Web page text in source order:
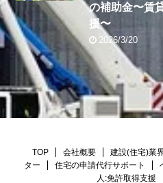
の補助金〜賃
援〜
2026/3/20
TOP 会社概要 建設(住宅)業
ター
住宅の申請代行サポート
人:免許取得支援